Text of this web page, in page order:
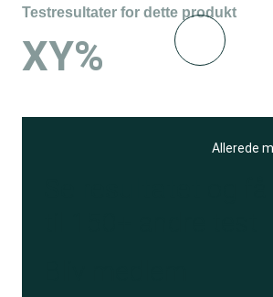
Testresultater for dette produkt
XY%
Allerede